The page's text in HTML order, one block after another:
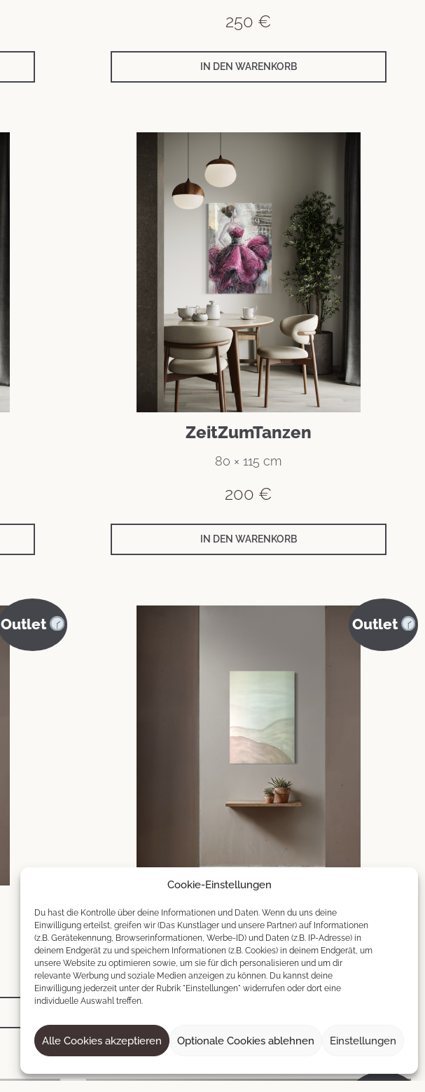
Cookie-Einstellungen
Du hast die Kontrolle über deine Informationen und Daten. Wenn du uns deine
Einwilligung erteilst, greifen wir (Das Kunstlager und unsere Partner) auf Informationen
(z.B. Gerätekennung, Browserinformationen, Werbe-ID) und Daten (z.B. IP-Adresse) in
deinem Endgerät zu und speichern Informationen (z.B. Cookies) in deinem Endgerät, um
unsere Website zu optimieren sowie, um sie für dich personalisieren und um dir
relevante Werbung und soziale Medien anzeigen zu können. Du kannst deine
Einwilligung jederzeit unter der Rubrik "Einstellungen" widerrufen oder dort eine
individuelle Auswahl treffen.
Alle Cookies akzeptieren Optionale Cookies ablehnen Einstellungen
250 €
IN DEN WARENKORB
ZeitZumTanzen
80 × 115 cm
200 €
IN DEN WARENKORB
Outlet Outlet
Sooner
70 × 100 cm
200€ 130€